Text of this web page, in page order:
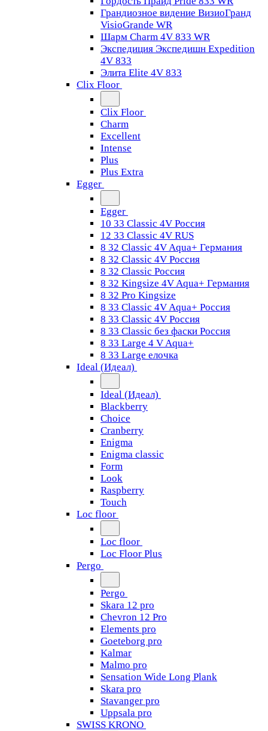
Грандиозное видение ВизиоГранд
VisioGrande WR
Шарм Charm 4V 833 WR
Экспедиция Экспедишн Expedition
4V 833
Элита Elite 4V 833
Clix Floor
Clix Floor
Charm
Excellent
Intense
Plus
Plus Extra
Egger
Egger
10 33 Classic 4V Россия
12 33 Classic 4V RUS
8 32 Classic 4V Aqua+ Германия
8 32 Classic 4V Россия
8 32 Classic Россия
8 32 Kingsize 4V Aqua+ Германия
8 32 Pro Kingsize
8 33 Classic 4V Aqua+ Россия
8 33 Classic 4V Россия
8 33 Classic без фаски Россия
8 33 Large 4 V Aqua+
8 33 Large елочка
Ideal (Идеал)
Ideal (Идеал)
Blackberry
Choice
Cranberry
Enigma
Enigma classic
Form
Look
Raspberry
Touch
Loc floor
Loc floor
Loc Floor Plus
Pergo
Pergo
Skara 12 pro
Chevron 12 Pro
Elements pro
Goeteborg pro
Kalmar
Malmo pro
Sensation Wide Long Plank
Skara pro
Stavanger pro
Uppsala pro
SWISS KRONO